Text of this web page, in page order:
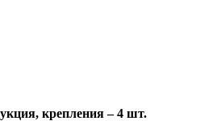
крепления – 4 шт.